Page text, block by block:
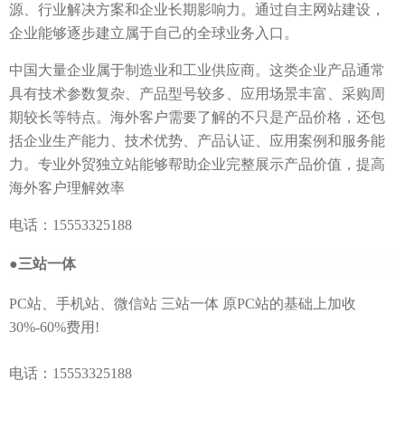
源、行业解决方案和企业长期影响力。通过自主网站建设，
企业能够逐步建立属于自己的全球业务入口。
中国大量企业属于制造业和工业供应商。这类企业产品通常
具有技术参数复杂、产品型号较多、应用场景丰富、采购周
期较长等特点。海外客户需要了解的不只是产品价格，还包
括企业生产能力、技术优势、产品认证、应用案例和服务能
力。专业外贸独立站能够帮助企业完整展示产品价值，提高
海外客户理解效率
电话：15553325188
●三站一体
PC站、手机站、微信站 三站一体 原PC站的基础上加收
30%-60%费用!
电话：15553325188